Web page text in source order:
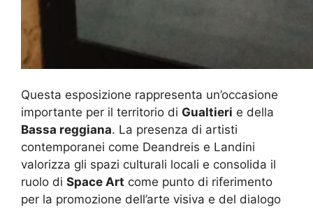
Questa esposizione rappresenta un’occasione
importante per il territorio di Gualtieri e della
Bassa reggiana. La presenza di artisti
contemporanei come Deandreis e Landini
valorizza gli spazi culturali locali e consolida il
ruolo di Space Art come punto di riferimento
per la promozione dell’arte visiva e del dialogo